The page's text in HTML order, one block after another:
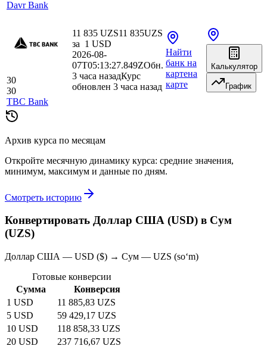
Davr Bank
30
30
TBC Bank
11 835 UZS11 835UZS
за 1 USD
2026-08-
07T05:13:27.849ZОбн.
3 часа назадКурс
обновлен 3 часа назад
Найти
банк на
картена
карте
Калькулятор
График
Архив курса по месяцам
Откройте месячную динамику курса: средние значения,
минимум, максимум и данные по дням.
Смотреть историю
Конвертировать Доллар США (USD) в Сум
(UZS)
Доллар США — USD ($) → Сум — UZS (soʻm)
Готовые конверсии
Сумма
Конверсия
1 USD
11 885,83 UZS
5 USD
59 429,17 UZS
10 USD
118 858,33 UZS
20 USD
237 716,67 UZS